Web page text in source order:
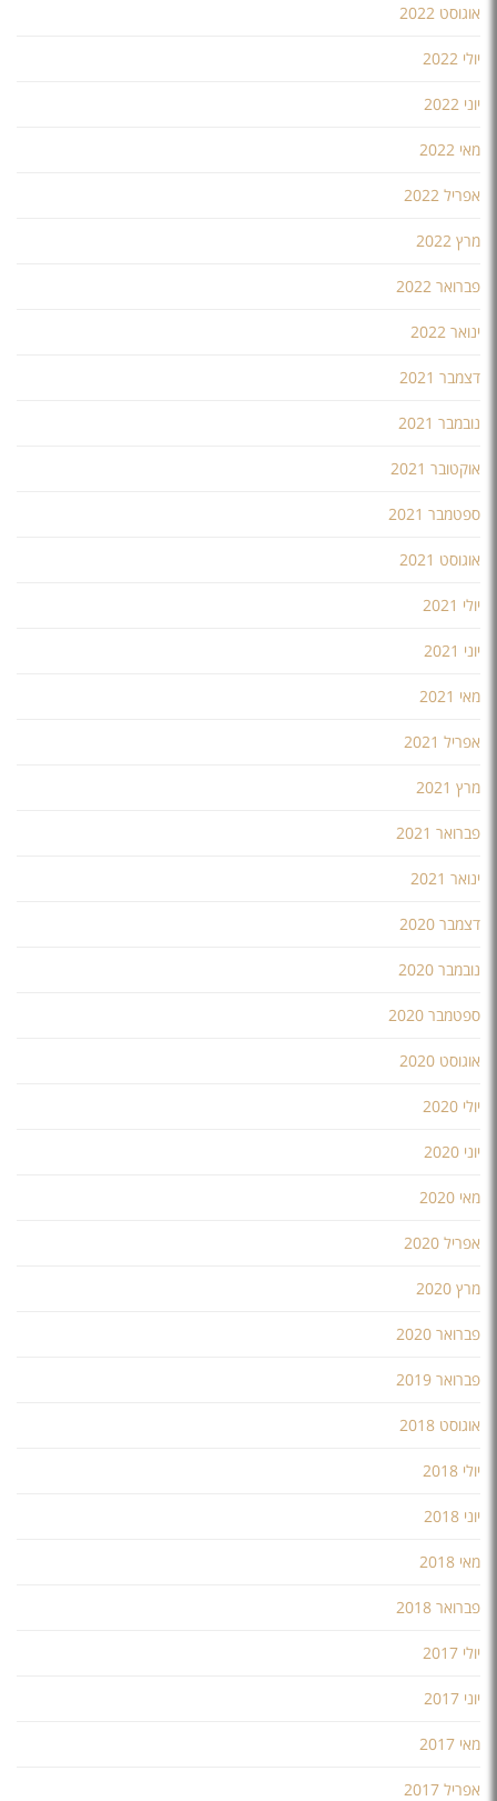
אוגוסט 2022
יולי 2022
יוני 2022
מאי 2022
אפריל 2022
מרץ 2022
פברואר 2022
ינואר 2022
דצמבר 2021
נובמבר 2021
אוקטובר 2021
ספטמבר 2021
אוגוסט 2021
יולי 2021
יוני 2021
מאי 2021
אפריל 2021
מרץ 2021
פברואר 2021
ינואר 2021
דצמבר 2020
נובמבר 2020
ספטמבר 2020
אוגוסט 2020
יולי 2020
יוני 2020
מאי 2020
אפריל 2020
מרץ 2020
פברואר 2020
פברואר 2019
אוגוסט 2018
יולי 2018
יוני 2018
מאי 2018
פברואר 2018
יולי 2017
יוני 2017
מאי 2017
אפריל 2017